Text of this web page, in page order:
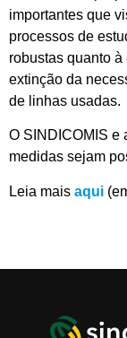
importantes que
processos de
robustas quanto
extinção da
de linhas usadas.
O SINDICOMIS e
medidas sejam
Leia mais aqui